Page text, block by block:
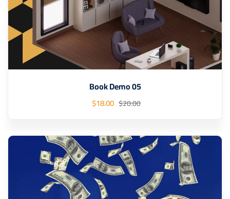
Book Demo 05
$20.00
$18.00